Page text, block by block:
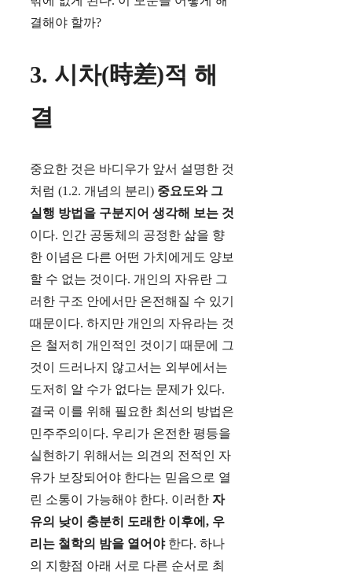
결해야 할까?
3. 시차(時差)적 해
결
중요한 것은 바디우가 앞서 설명한 것
처럼 (1.2. 개념의 분리) 중요도와 그
실행 방법을 구분지어 생각해 보는 것
이다. 인간 공동체의 공정한 삶을 향
한 이념은 다른 어떤 가치에게도 양보
할 수 없는 것이다. 개인의 자유란 그
러한 구조 안에서만 온전해질 수 있기
때문이다. 하지만 개인의 자유라는 것
은 철저히 개인적인 것이기 때문에 그
것이 드러나지 않고서는 외부에서는
도저히 알 수가 없다는 문제가 있다.
결국 이를 위해 필요한 최선의 방법은
민주주의이다. 우리가 온전한 평등을
실현하기 위해서는 의견의 전적인 자
유가 보장되어야 한다는 믿음으로 열
린 소통이 가능해야 한다. 이러한 자
유의 낮이 충분히 도래한 이후에, 우
리는 철학의 밤을 열어야한다. 하나
의 지향점 아래 서로 다른 순서로 최